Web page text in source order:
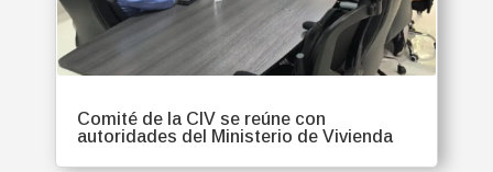
Comité de la CIV se reúne con
autoridades del Ministerio de Vivienda